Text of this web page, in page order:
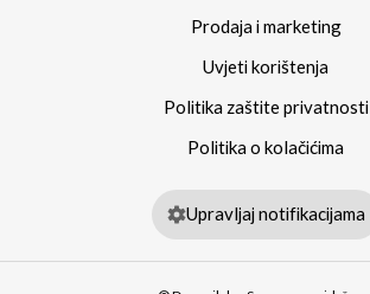
Prodaja i marketing
Uvjeti korištenja
Politika zaštite privatnosti
Politika o kolačićima
Upravljaj notifikacijama